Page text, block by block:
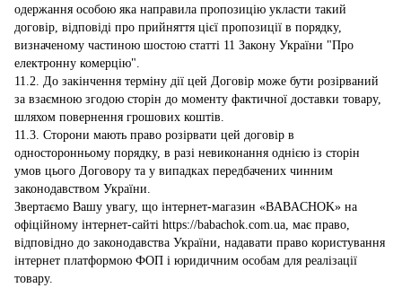
одержання особою яка направила пропозицію укласти такий
договір, відповіді про прийняття цієї пропозиції в порядку,
визначеному частиною шостою статті 11 Закону України "Про
електронну комерцію".
11.2. До закінчення терміну дії цей Договір може бути розірваний
за взаємною згодою сторін до моменту фактичної доставки товару,
шляхом повернення грошових коштів.
11.3. Сторони мають право розірвати цей договір в
односторонньому порядку, в разі невиконання однією із сторін
умов цього Договору та у випадках передбачених чинним
законодавством України.
Звертаємо Вашу увагу, що інтернет-магазин «BABACHOK» на
офіційному інтернет-сайті https://babachok.com.ua, має право,
відповідно до законодавства України, надавати право користування
інтернет платформою ФОП і юридичним особам для реалізації
товару.